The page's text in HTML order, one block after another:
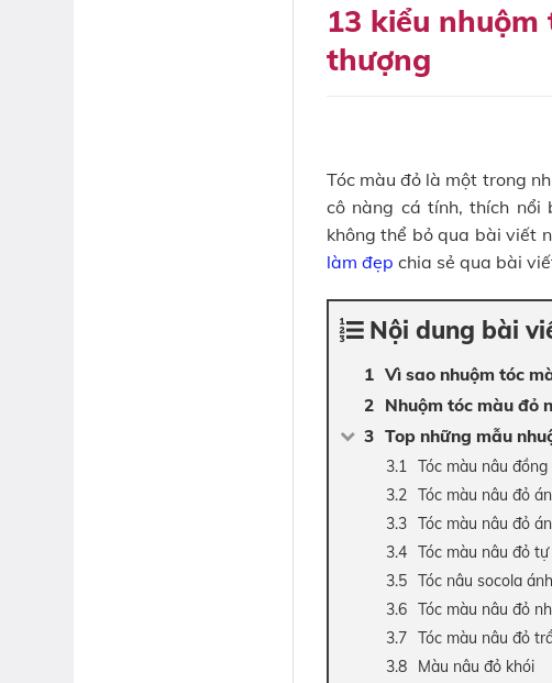
13 kiểu
thượng
Tóc màu đỏ là một trong
cô nàng cá tính, thích nổi
không thể bỏ qua bài viết
làm đẹp chia sẻ qua bài
Nội dung bài
Vì sao nhuộm tóc
Nhuộm tóc màu đỏ
Top những mẫu
Tóc màu nâu đồng
Tóc màu nâu đỏ
Tóc màu nâu đỏ
Tóc màu nâu đỏ
Tóc nâu socola
Tóc màu nâu đỏ
Tóc màu nâu đỏ
Màu nâu đỏ khói